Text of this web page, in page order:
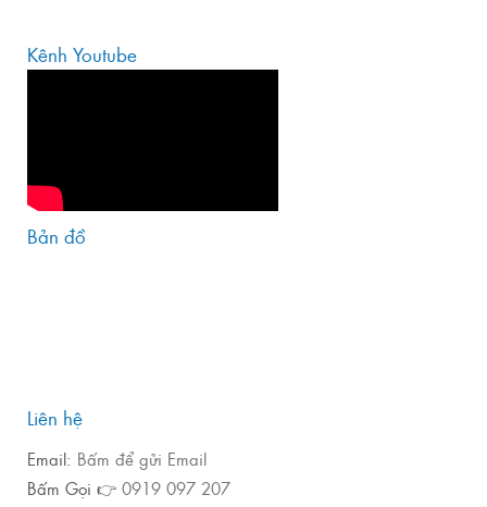
Kênh Youtube
Bản đồ
Liên hệ
Email: Bấm để gửi Email
Bấm Gọi 👉 0919 097 207